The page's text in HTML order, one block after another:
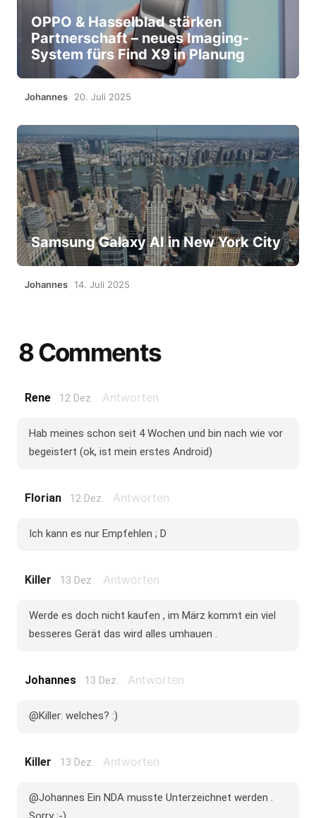
OPPO & Hasselblad stärken
Partnerschaft – neues Imaging-
System fürs Find X9 in Planung
Johannes 20. Juli 2025
Samsung Galaxy AI in New York City
Johannes 14. Juli 2025
8 Comments
Rene 12 Dez. Antworten
Hab meines schon seit 4 Wochen und bin nach wie vor
begeistert (ok, ist mein erstes Android)
Florian 12 Dez. Antworten
Ich kann es nur Empfehlen ; D
Killer 13 Dez. Antworten
Werde es doch nicht kaufen , im März kommt ein viel
besseres Gerät das wird alles umhauen .
Johannes 13 Dez. Antworten
@Killer: welches? :)
Killer 13 Dez. Antworten
@Johannes Ein NDA musste Unterzeichnet werden .